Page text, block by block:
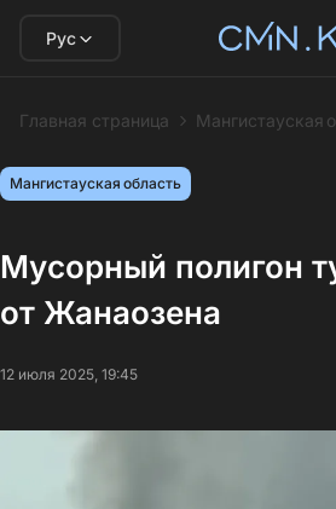
Рус
Главная страница Мангистауская
Мангистауская область
Мусорный полигон
от Жанаозена
12 июля 2025, 19:45